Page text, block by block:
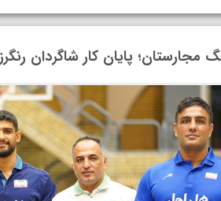
پایان کار شاگردان رنگرز با ۲ طلا، ۱ نقره و